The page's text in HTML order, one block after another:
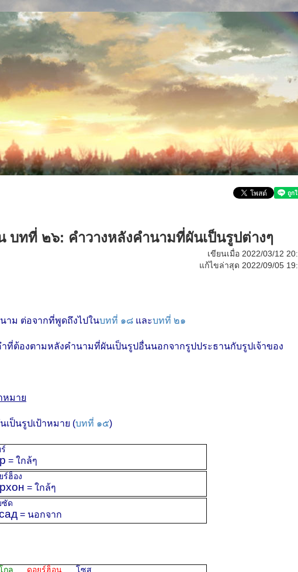
บทที่ ๒๖: คำวางหลังคำนามที่ผันเป็นรูปต่างๆ
เขียนเมื่อ 2022/03/12
แก้ไขล่าสุด 2022/09/05
าม ต่อจากที่พูดถึงไปในบทที่ ๑๘ และบทที่ ๒๑
ที่ต้องตามหลังคำนามที่ผันเป็นรูปอื่นนอกจากรูปประธานกับรูปเจ้าของ
หมาย
ป็นรูปเป้าหมาย (บทที่ ๑๕)
= ใกล้ๆ
ร์ฮ็อง
= ใกล้ๆ
ซัด
= นอกจาก
กล ดอยร์ฮ็อนโซส